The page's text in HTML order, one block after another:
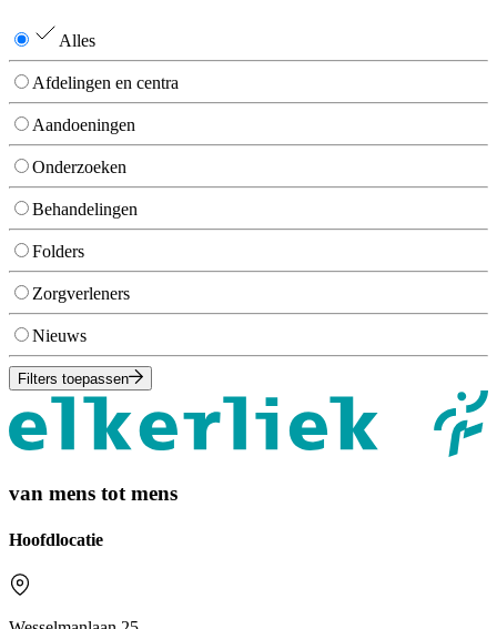
Alles
Afdelingen en centra
Aandoeningen
Onderzoeken
Behandelingen
Folders
Zorgverleners
Nieuws
Filters toepassen
van mens tot mens
Hoofdlocatie